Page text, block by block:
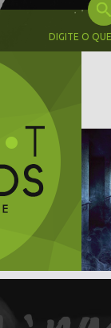
DIGITE O